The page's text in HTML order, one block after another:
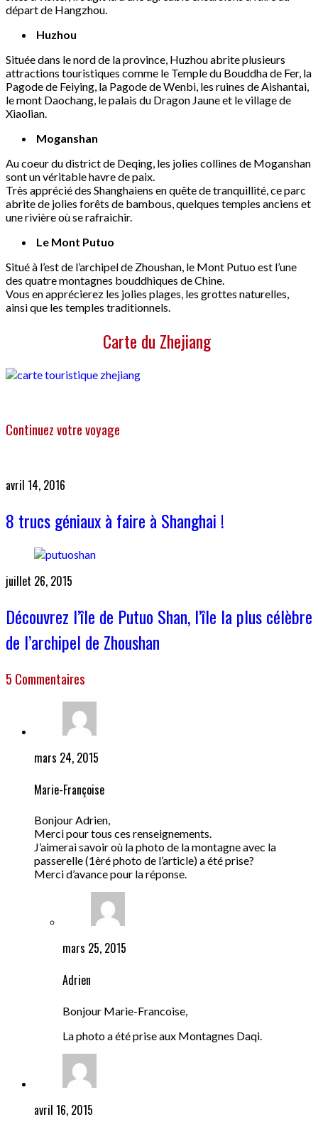
départ de Hangzhou.
Huzhou
Située dans le nord de la province, Huzhou abrite plusieurs
attractions touristiques comme le Temple du Bouddha de Fer, la
Pagode de Feiying, la Pagode de Wenbi, les ruines de Aishantai,
le mont Daochang, le palais du Dragon Jaune et le village de
Xiaolian.
Moganshan
Au coeur du district de Deqing, les jolies collines de Moganshan
sont un véritable havre de paix.
Très apprécié des Shanghaiens en quête de tranquillité, ce parc
abrite de jolies forêts de bambous, quelques temples anciens et
une rivière où se rafraichir.
Le Mont Putuo
Situé à l’est de l’archipel de Zhoushan, le Mont Putuo est l’une
des quatre montagnes bouddhiques de Chine.
Vous en apprécierez les jolies plages, les grottes naturelles,
ainsi que les temples traditionnels.
Carte du Zhejiang
Continuez votre voyage
avril 14, 2016
8 trucs géniaux à faire à Shanghai !
juillet 26, 2015
Découvrez l’île de Putuo Shan, l’île la plus célèbre
de l’archipel de Zhoushan
5 Commentaires
mars 24, 2015
Marie-Françoise
Bonjour Adrien,
Merci pour tous ces renseignements.
J’aimerai savoir où la photo de la montagne avec la
passerelle (1èré photo de l’article) a été prise?
Merci d’avance pour la réponse.
mars 25, 2015
Adrien
Bonjour Marie-Francoise,
La photo a été prise aux Montagnes Daqi.
avril 16, 2015